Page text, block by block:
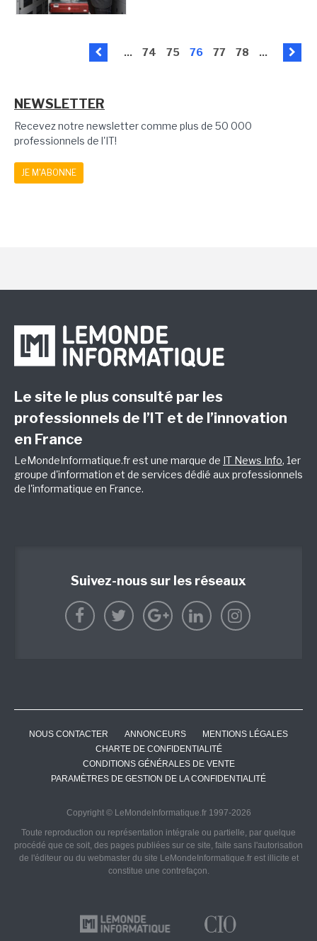
... 74 75 76 77 78 ...
NEWSLETTER
Recevez notre newsletter comme plus de 50 000
professionnels de l'IT!
JE M'ABONNE
Le site le plus consulté par les
professionnels de l’IT et de l’innovation
en France
LeMondeInformatique.fr est une marque de IT News Info, 1er
groupe d'information et de services dédié aux professionnels
de l'informatique en France.
Suivez-nous sur les réseaux
NOUS CONTACTER ANNONCEURS
MENTIONS LÉGALES
CHARTE DE CONFIDENTIALITÉ
CONDITIONS GÉNÉRALES DE VENTE
PARAMÈTRES DE GESTION DE LA CONFIDENTIALITÉ
Copyright © LeMondeInformatique.fr 1997-2026
Toute reproduction ou représentation intégrale ou partielle, par quelque
procédé que ce soit, des pages publiées sur ce site, faite sans l'autorisation
de l'éditeur ou du webmaster du site LeMondeInformatique.fr est illicite et
constitue une contrefaçon.